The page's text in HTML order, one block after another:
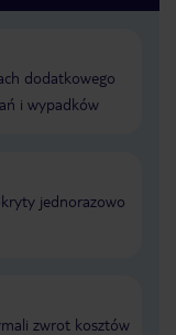
dodatkowego
i wypadków
jednorazowo
zwrot kosztów